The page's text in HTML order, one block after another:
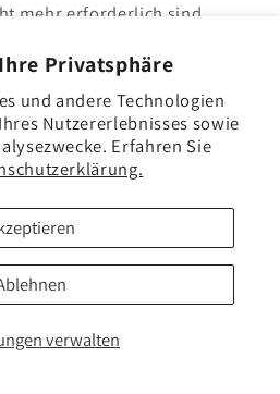
Privatsphäre
und andere Technologien
Nutzererlebnisses sowie
Erfahren Sie
verwalten
mehr erforderlich sind.
mit Farbe
fertiggestellten Farben,
Farbsammlung sowie
aus dem VHaquarell